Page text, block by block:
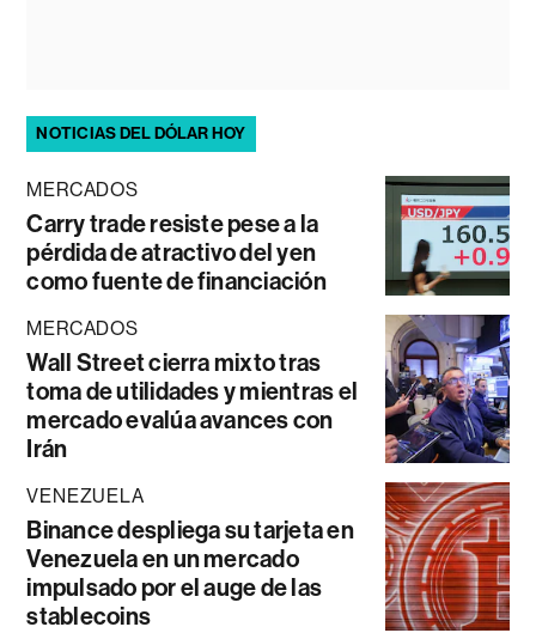
NOTICIAS DEL DÓLAR HOY
MERCADOS
Carry trade resiste pese a la
pérdida de atractivo del yen
como fuente de financiación
MERCADOS
Wall Street cierra mixto tras
toma de utilidades y mientras el
mercado evalúa avances con
Irán
VENEZUELA
Binance despliega su tarjeta en
Venezuela en un mercado
impulsado por el auge de las
stablecoins